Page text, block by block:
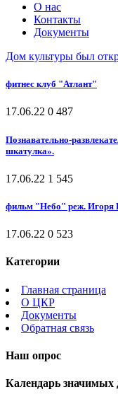
О нас
Контакты
Документы
Дом культуры был
фитнес клуб "Атлант"
17.06.22 0 487
Познавательно-
шкатулка».
17.06.22 1 545
фильм "Небо" реж. Игоря
17.06.22 0 523
Категории
Главная страница
О ЦКР
Документы
Обратная связь
Наш опрос
Календарь значимых